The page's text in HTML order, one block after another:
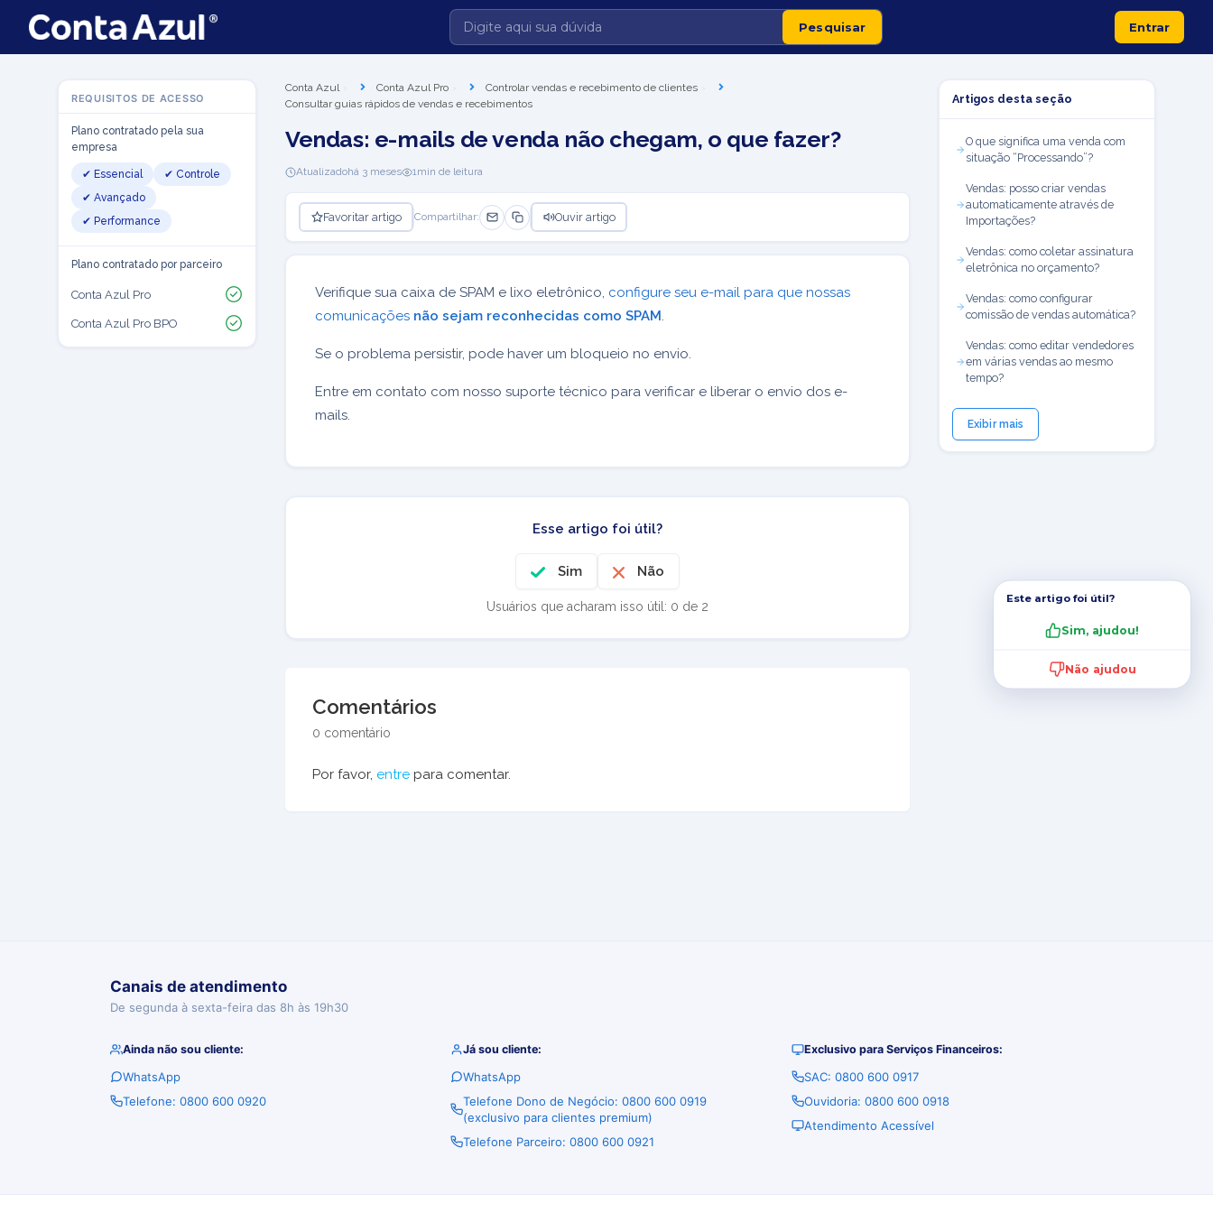
Entrar
REQUISITOS DE ACESSO
Plano contratado pela sua
empresa
✔ Essencial
✔ Controle
✔ Avançado
✔ Performance
Plano contratado por parceiro
Conta Azul Pro
Conta Azul Pro BPO
Conta Azul Conta Azul Pro
Controlar vendas e recebimento de clientes
Consultar guias rápidos de vendas e recebimentos
Vendas: e-mails de venda não chegam, o que fazer?
Atualizadohá 3 meses 1min de leitura
Favoritar artigo Compartilhar: Ouvir artigo
Verifique sua caixa de SPAM e lixo eletrônico, configure seu e-mail para que nossas
comunicações não sejam reconhecidas como SPAM.
Se o problema persistir, pode haver um bloqueio no envio.
Entre em contato com nosso suporte técnico para verificar e liberar o envio dos e-
mails.
Esse artigo foi útil?
Sim Não
Usuários que acharam isso útil: 0 de 2
Comentários
0 comentário
Por favor, entre para comentar.
Artigos desta seção
O que significa uma venda com
situação “Processando”?
Vendas: posso criar vendas
automaticamente através de
Importações?
Vendas: como coletar assinatura
eletrônica no orçamento?
Vendas: como configurar
comissão de vendas automática?
Vendas: como editar vendedores
em várias vendas ao mesmo
tempo?
Exibir mais
Este artigo foi útil?
Sim, ajudou!
Não ajudou
Canais de atendimento
De segunda à sexta-feira das 8h às 19h30
Ainda não sou cliente:
WhatsApp
Telefone: 0800 600 0920
Já sou cliente:
WhatsApp
Telefone Dono de Negócio: 0800 600 0919
(exclusivo para clientes premium)
Telefone Parceiro: 0800 600 0921
Exclusivo para Serviços Financeiros:
SAC: 0800 600 0917
Ouvidoria: 0800 600 0918
Atendimento Acessível